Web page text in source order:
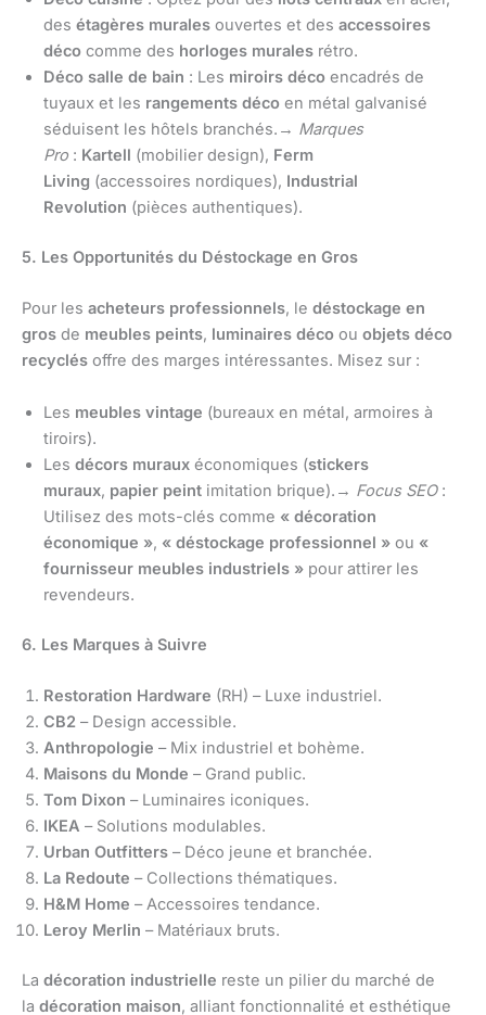
des étagères murales ouvertes et des accessoires
déco comme des horloges murales rétro.
Déco salle de bain : Les miroirs déco encadrés de
tuyaux et les rangements déco en métal galvanisé
séduisent les hôtels branchés.→ Marques
Pro : Kartell (mobilier design), Ferm
Living (accessoires nordiques), Industrial
Revolution (pièces authentiques).
5. Les Opportunités du Déstockage en Gros
Pour les acheteurs professionnels, le déstockage en
gros de meubles peints, luminaires déco ou objets déco
recyclés offre des marges intéressantes. Misez sur :
Les meubles vintage (bureaux en métal, armoires à
tiroirs).
Les décors muraux économiques (stickers
muraux, papier peint imitation brique).→ Focus SEO:
Utilisez des mots-clés comme « décoration
économique », « déstockage professionnel » ou «
fournisseur meubles industriels » pour attirer les
revendeurs.
6. Les Marques à Suivre
Restoration Hardware (RH) – Luxe industriel.
CB2 – Design accessible.
Anthropologie – Mix industriel et bohème.
Maisons du Monde – Grand public.
Tom Dixon – Luminaires iconiques.
IKEA – Solutions modulables.
Urban Outfitters – Déco jeune et branchée.
La Redoute – Collections thématiques.
H&M Home – Accessoires tendance.
Leroy Merlin – Matériaux bruts.
La décoration industrielle reste un pilier du marché de
la décoration maison, alliant fonctionnalité et esthétique